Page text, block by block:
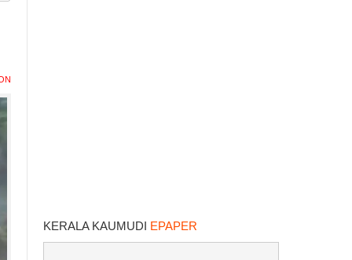
KERALA KAUMUDI EPAPER